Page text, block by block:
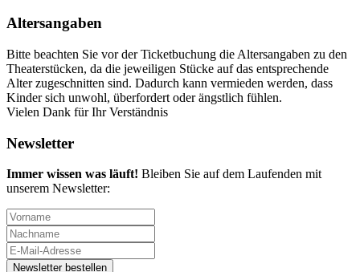
Altersangaben
Bitte beachten Sie vor der Ticketbuchung die Altersangaben zu den
Theaterstücken, da die jeweiligen Stücke auf das entsprechende
Alter zugeschnitten sind. Dadurch kann vermieden werden, dass
Kinder sich unwohl, überfordert oder ängstlich fühlen.
Vielen Dank für Ihr Verständnis
Newsletter
Immer wissen was läuft! Bleiben Sie auf dem Laufenden mit
unserem Newsletter: